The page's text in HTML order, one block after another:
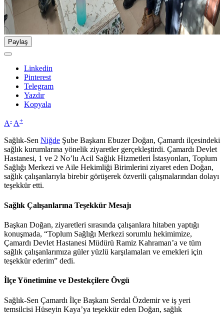
Paylaş
Linkedin
Pinterest
Telegram
Yazdır
Kopyala
A- A+
Sağlık-Sen Niğde Şube Başkanı Ebuzer Doğan, Çamardı ilçesindeki
sağlık kurumlarına yönelik ziyaretler gerçekleştirdi. Çamardı Devlet
Hastanesi, 1 ve 2 No’lu Acil Sağlık Hizmetleri İstasyonları, Toplum
Sağlığı Merkezi ve Aile Hekimliği Birimlerini ziyaret eden Doğan,
sağlık çalışanlarıyla birebir görüşerek özverili çalışmalarından dolayı
teşekkür etti.
Sağlık Çalışanlarına Teşekkür Mesajı
Başkan Doğan, ziyaretleri sırasında çalışanlara hitaben yaptığı
konuşmada, “Toplum Sağlığı Merkezi sorumlu hekimimize,
Çamardı Devlet Hastanesi Müdürü Ramiz Kahraman’a ve tüm
sağlık çalışanlarımıza güler yüzlü karşılamaları ve emekleri için
teşekkür ederim” dedi.
İlçe Yönetimine ve Destekçilere Övgü
Sağlık-Sen Çamardı İlçe Başkanı Serdal Özdemir ve iş yeri
temsilcisi Hüseyin Kaya’ya teşekkür eden Doğan, sağlık